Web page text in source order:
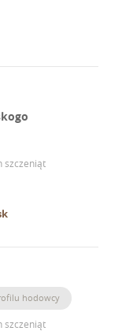
szczeniąt
hodowcy
szczeniąt